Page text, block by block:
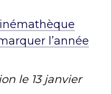
l’année
le 13 janvier